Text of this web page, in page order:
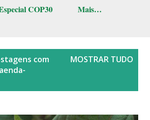
COP30 Mais…
com
MOSTRAR TUDO